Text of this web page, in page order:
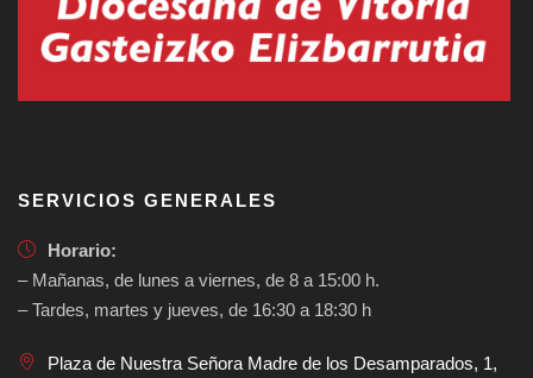
SERVICIOS GENERALES
Horario:
– Mañanas, de lunes a viernes, de 8 a 15:00 h.
– Tardes, martes y jueves, de 16:30 a 18:30 h
Plaza de Nuestra Señora Madre de los Desamparados, 1,